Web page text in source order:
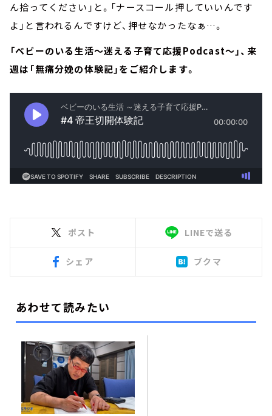
ん拾ってください」と。「ナースコール押していいんです
よ」と言われるんですけど、押せなかったなぁ…。
「ベビーのいる生活～迷える子育て応援Podcast～」、来
週は「無痛分娩の体験記」をご紹介します。
ポスト LINEで送る
シェア ブクマ
あわせて読みたい